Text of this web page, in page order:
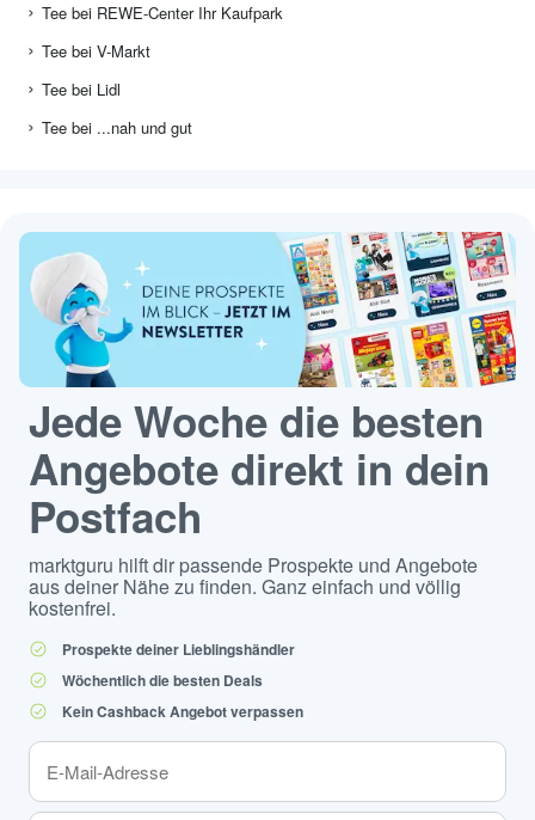
Tee bei REWE-Center Ihr Kaufpark
Tee bei V-Markt
Tee bei Lidl
Tee bei ...nah und gut
Jede Woche die besten
Angebote direkt in dein
Postfach
marktguru hilft dir passende Prospekte und Angebote
aus deiner Nähe zu finden. Ganz einfach und völlig
kostenfrei.
Prospekte deiner Lieblingshändler
Wöchentlich die besten Deals
Kein Cashback Angebot verpassen